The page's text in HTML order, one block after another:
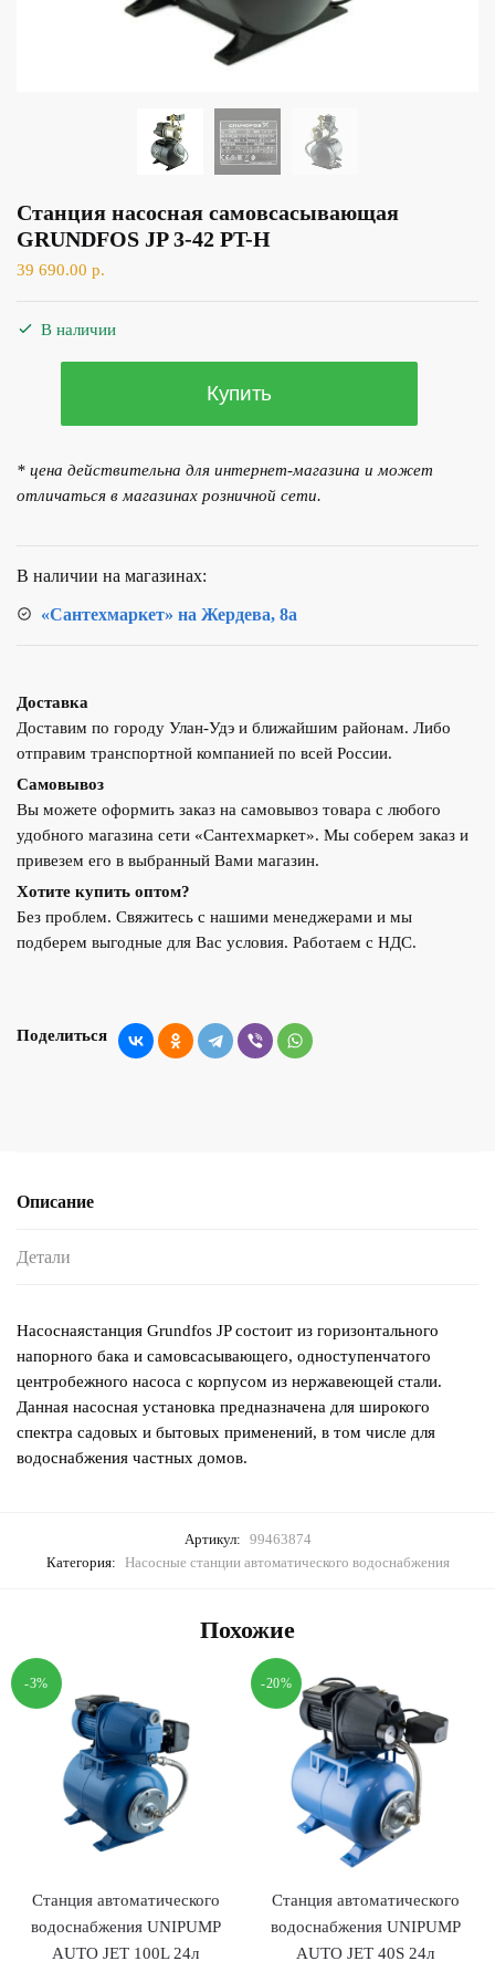
Станция насосная самовсасывающая
GRUNDFOS JP 3-42 PT-H
39 690.00 р.
В наличии
Станция
самовсасывающая
GRUNDFOS
42
PT-
Купить
* цена действительна для интернет-магазина и может
отличаться в магазинах розничной сети.
В наличии на магазинах:
«Сантехмаркет» на Жердева, 8а
Доставка
Доставим по городу Улан-Удэ и ближайшим районам. Либо
отправим транспортной компанией по всей России.
Самовывоз
Вы можете оформить заказ на самовывоз товара с любого
удобного магазина сети «Сантехмаркет». Мы соберем заказ и
привезем его в выбранный Вами магазин.
Хотите купить оптом?
Без проблем. Свяжитесь с нашими менеджерами и мы
подберем выгодные для Вас условия. Работаем с НДС.
Поделиться
Описание
Детали
Насоснаястанция Grundfos JP состоит из горизонтального
напорного бака и самовсасывающего, одноступенчатого
центробежного насоса с корпусом из нержавеющей стали.
Данная насосная установка предназначена для широкого
спектра садовых и бытовых применений, в том числе для
водоснабжения частных домов.
Артикул: 99463874
Категория: Насосные станции автоматического водоснабжения
Похожие
-3%
Станция автоматического
водоснабжения UNIPUMP
AUTO JET 100L 24л
-20%
Станция автоматического
водоснабжения UNIPUMP
AUTO JET 40S 24л